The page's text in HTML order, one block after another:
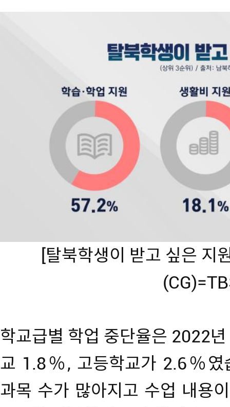
[탈북학생이 받고 싶은 지
학교급별 학업 중단율은 2022
교 1.8％, 고등학교가 2.6％였
과목 수가 많아지고 수업 내용